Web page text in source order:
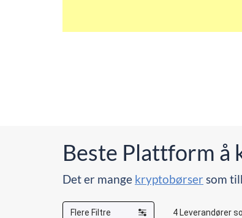
Beste Plattform å
Det er mange kryptobørser som
Flere Filtre 4Leverandører